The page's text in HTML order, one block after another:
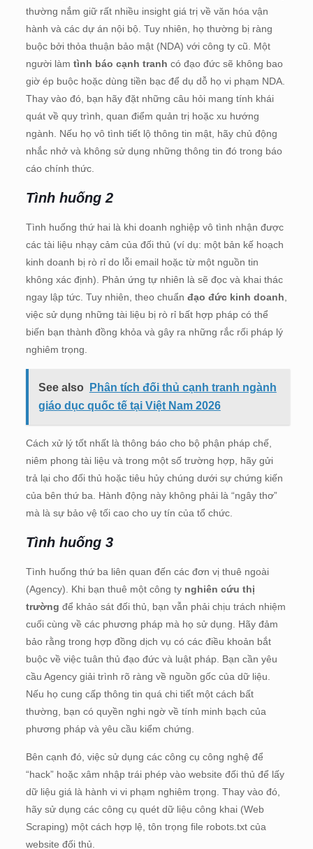
thường nắm giữ rất nhiều insight giá trị về văn hóa vận
hành và các dự án nội bộ. Tuy nhiên, họ thường bị ràng
buộc bởi thỏa thuận bảo mật (NDA) với công ty cũ. Một
người làm tình báo cạnh tranh có đạo đức sẽ không bao
giờ ép buộc hoặc dùng tiền bạc để dụ dỗ họ vi phạm NDA.
Thay vào đó, bạn hãy đặt những câu hỏi mang tính khái
quát về quy trình, quan điểm quản trị hoặc xu hướng
ngành. Nếu họ vô tình tiết lộ thông tin mật, hãy chủ động
nhắc nhở và không sử dụng những thông tin đó trong báo
cáo chính thức.
Tình huống 2
Tình huống thứ hai là khi doanh nghiệp vô tình nhận được
các tài liệu nhạy cảm của đối thủ (ví dụ: một bản kế hoạch
kinh doanh bị rò rỉ do lỗi email hoặc từ một nguồn tin
không xác định). Phản ứng tự nhiên là sẽ đọc và khai thác
ngay lập tức. Tuy nhiên, theo chuẩn đạo đức kinh doanh
việc sử dụng những tài liệu bị rò rỉ bất hợp pháp có thể
biến bạn thành đồng khỏa và gây ra những rắc rối pháp lý
nghiêm trọng.
See also
Phân tích đối thủ cạnh tranh ngành
giáo dục quốc tế tại Việt Nam 2026
Cách xử lý tốt nhất là thông báo cho bộ phận pháp chế,
niêm phong tài liệu và trong một số trường hợp, hãy gửi
trả lại cho đối thủ hoặc tiêu hủy chúng dưới sự chứng kiến
của bên thứ ba. Hành động này không phải là “ngây thơ”
mà là sự bảo vệ tối cao cho uy tín của tổ chức.
Tình huống 3
Tình huống thứ ba liên quan đến các đơn vị thuê ngoài
(Agency). Khi bạn thuê một công ty nghiên cứu thị
trường để khảo sát đối thủ, bạn vẫn phải chịu trách nhiệm
cuối cùng về các phương pháp mà họ sử dụng. Hãy đảm
bảo rằng trong hợp đồng dịch vụ có các điều khoản bắt
buộc về việc tuân thủ đạo đức và luật pháp. Bạn cần yêu
cầu Agency giải trình rõ ràng về nguồn gốc của dữ liệu.
Nếu họ cung cấp thông tin quá chi tiết một cách bất
thường, bạn có quyền nghi ngờ về tính minh bạch của
phương pháp và yêu cầu kiểm chứng.
Bên cạnh đó, việc sử dụng các công cụ công nghệ để
“hack” hoặc xâm nhập trái phép vào website đối thủ để lấy
dữ liệu giá là hành vi vi phạm nghiêm trọng. Thay vào đó,
hãy sử dụng các công cụ quét dữ liệu công khai (Web
Scraping) một cách hợp lệ, tôn trọng file robots.txt của
website đối thủ.